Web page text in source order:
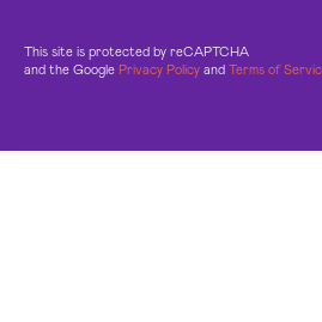
This site is protected by reCAPTCHA
and the Google Privacy Policy and Terms of